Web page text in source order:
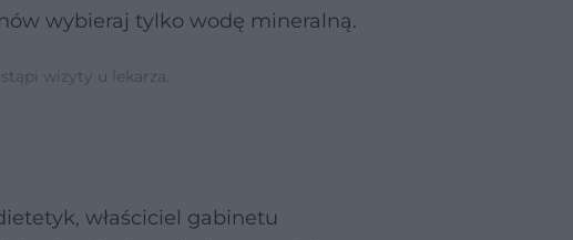
wybieraj tylko wodę mineralną.
wizyty u lekarza.
właściciel gabinetu